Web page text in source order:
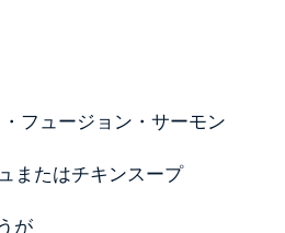
フュージョン・サーモン
またはチキンスープ
が